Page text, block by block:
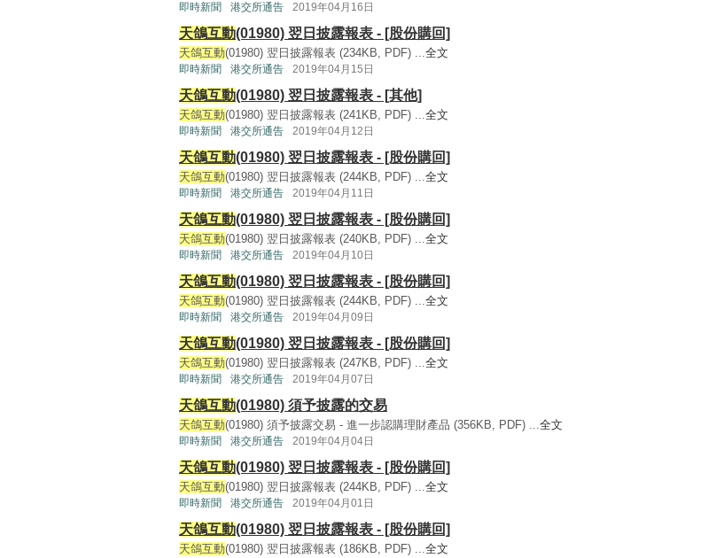
即時新聞 港交所通告 2019年04月16日
天鴿互動(01980) 翌日披露報表 - [股份購回]
天鴿互動(01980) 翌日披露報表 (234KB, PDF) ...全文
即時新聞 港交所通告 2019年04月15日
天鴿互動(01980) 翌日披露報表 - [其他]
天鴿互動(01980) 翌日披露報表 (241KB, PDF) ...全文
即時新聞 港交所通告 2019年04月12日
天鴿互動(01980) 翌日披露報表 - [股份購回]
天鴿互動(01980) 翌日披露報表 (244KB, PDF) ...全文
即時新聞 港交所通告 2019年04月11日
天鴿互動(01980) 翌日披露報表 - [股份購回]
天鴿互動(01980) 翌日披露報表 (240KB, PDF) ...全文
即時新聞 港交所通告 2019年04月10日
天鴿互動(01980) 翌日披露報表 - [股份購回]
天鴿互動(01980) 翌日披露報表 (244KB, PDF) ...全文
即時新聞 港交所通告 2019年04月09日
天鴿互動(01980) 翌日披露報表 - [股份購回]
天鴿互動(01980) 翌日披露報表 (247KB, PDF) ...全文
即時新聞 港交所通告 2019年04月07日
天鴿互動(01980) 須予披露的交易
天鴿互動(01980) 須予披露交易 - 進一步認購理財產品 (356KB, PDF) ...全文
即時新聞 港交所通告 2019年04月04日
天鴿互動(01980) 翌日披露報表 - [股份購回]
天鴿互動(01980) 翌日披露報表 (244KB, PDF) ...全文
即時新聞 港交所通告 2019年04月01日
天鴿互動(01980) 翌日披露報表 - [股份購回]
天鴿互動(01980) 翌日披露報表 (186KB, PDF) ...全文